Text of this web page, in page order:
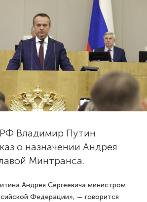
Владимир Путин
о назначении Андрея
Минтранса.
Андрея Сергеевича министром
Федерации», — говорится